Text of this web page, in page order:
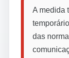
A medida
das